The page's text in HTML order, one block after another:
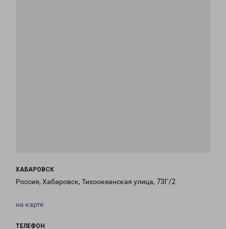
ХАБАРОВСК
Россия, Хабаровск, Тихоокеанская улица, 73Г/2
на карте
ТЕЛЕФОН